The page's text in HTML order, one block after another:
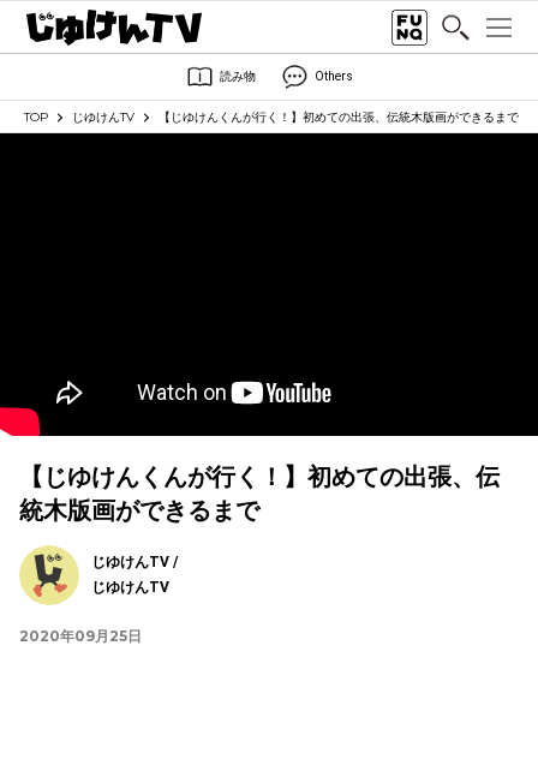
読み物 Others
TOP じゆけんTV 【じゆけんくんが行く！】初めての出張、伝統木版画ができるまで
【じゆけんくんが行く！】初めての出張、伝
統木版画ができるまで
じゆけんTV /
じゆけんTV
2020年09月25日